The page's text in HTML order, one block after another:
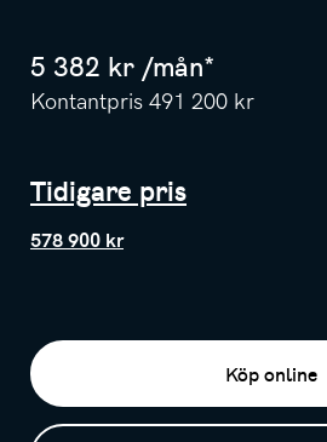
Tidigare pris
578 900 kr
5 382 kr /mån*
Kontantpris 491 200 kr
Köp online